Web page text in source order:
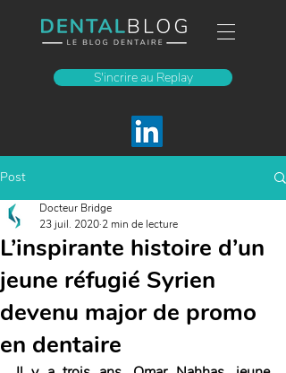
S'incrire au Replay
Post
L’inspirante histoire d’un
jeune réfugié Syrien
devenu major de promo
en dentaire
Docteur Bridge
23 juil. 2020 2 min de lecture